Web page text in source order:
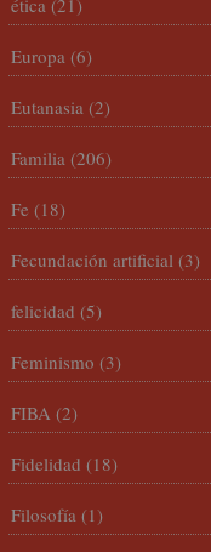
ética (21)
Europa (6)
Eutanasia (2)
Familia (206)
Fe (18)
Fecundación artificial (3)
felicidad (5)
Feminismo (3)
FIBA (2)
Fidelidad (18)
Filosofía (1)